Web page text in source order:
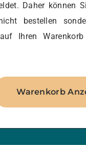
Daher können
bestellen
Ihren
Warenkorb